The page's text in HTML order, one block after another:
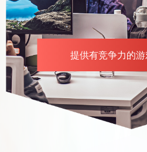
提供有竞争力的